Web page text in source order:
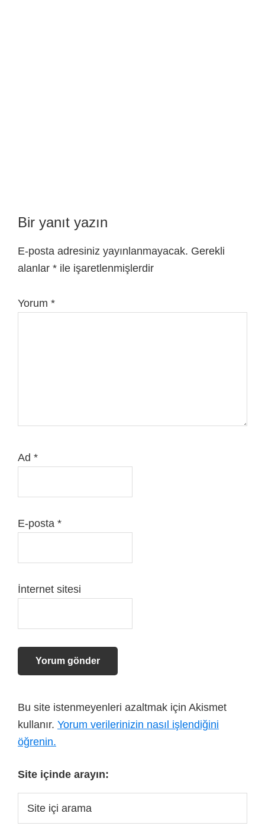
Bir yanıt yazın
E-posta adresiniz yayınlanmayacak. Gerekli
alanlar * ile işaretlenmişlerdir
Yorum *
Ad *
E-posta *
İnternet sitesi
Bu site istenmeyenleri azaltmak için Akismet
kullanır. Yorum verilerinizin nasıl işlendiğini
öğrenin.
Site içinde arayın: